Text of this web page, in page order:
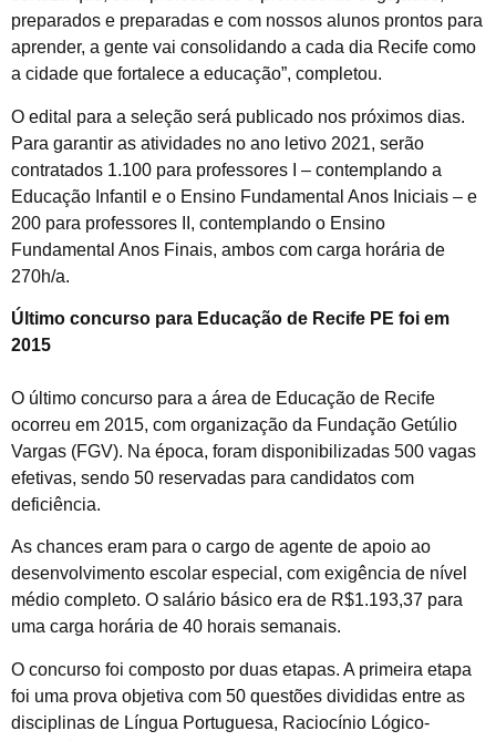
preparados e preparadas e com nossos alunos prontos para
aprender, a gente vai consolidando a cada dia Recife como
a cidade que fortalece a educação”, completou.
O edital para a seleção será publicado nos próximos dias.
Para garantir as atividades no ano letivo 2021, serão
contratados 1.100 para professores I – contemplando a
Educação Infantil e o Ensino Fundamental Anos Iniciais – e
200 para professores II, contemplando o Ensino
Fundamental Anos Finais, ambos com carga horária de
270h/a.
Último concurso para Educação de Recife PE foi em
2015
O último concurso para a área de Educação de Recife
ocorreu em 2015, com organização da Fundação Getúlio
Vargas (FGV). Na época, foram disponibilizadas 500 vagas
efetivas, sendo 50 reservadas para candidatos com
deficiência.
As chances eram para o cargo de agente de apoio ao
desenvolvimento escolar especial, com exigência de nível
médio completo. O salário básico era de R$1.193,37 para
uma carga horária de 40 horais semanais.
O concurso foi composto por duas etapas. A primeira etapa
foi uma prova objetiva com 50 questões divididas entre as
disciplinas de Língua Portuguesa, Raciocínio Lógico-